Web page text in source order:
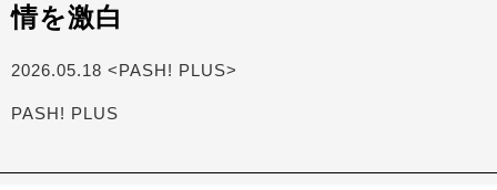
情を激白
2026.05.18 <PASH! PLUS>
PASH! PLUS